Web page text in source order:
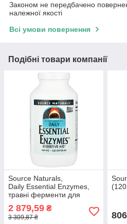
Законом не передбачено
належної якості
Всі умови повернення
Подібні товари компанії
Source Naturals,
Daily Essential Enzymes,
травні ферменти для
500 мг, Дніпро
2 879,59 ₴
3 309,87 ₴ 806